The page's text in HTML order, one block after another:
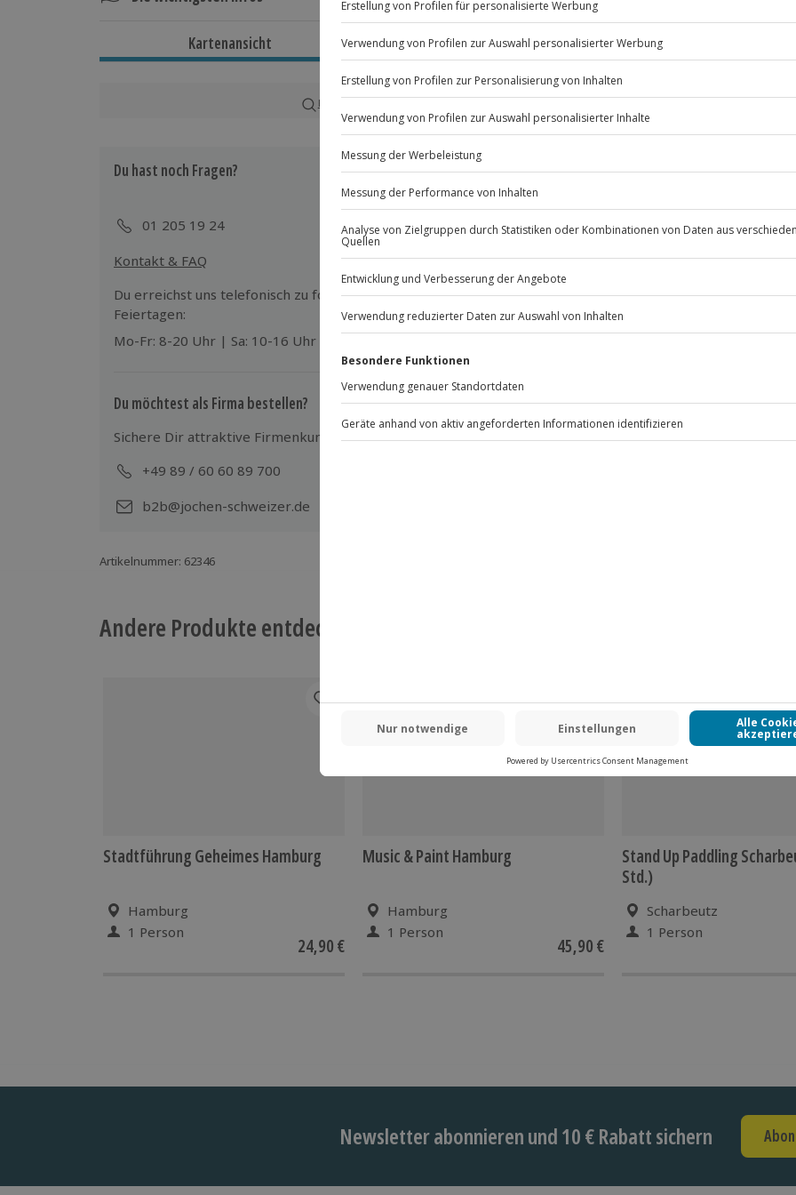
Ca. 3 Stunden
Ganzjährig zu bestimmten Terminen verfügbar
Teilnahmebedingungen
Keine Hinweise auf körperliche oder psychische Beeinträchtigungen
Teilnehmer
Gutschein gültig für 1 Person
Kartenansicht Listenansicht
© OpenStreetMaps
Karte in Großansicht
Du hast noch Fragen?
01 205 19 24
Kontakt & FAQ
Mühldorfstraße 8
81671 München
Du erreichst uns telefonisch zu folgenden Zeiten, außer an bundesweiten
Feiertagen:
Mo-Fr: 8-20 Uhr | Sa: 10-16 Uhr
Du möchtest als Firma bestellen?
Sichere Dir attraktive Firmenkunden Vorteile.
+49 89 / 60 60 89 700
b2b@jochen-schweizer.de
Artikelnummer: 62346
Andere Produkte entdecken
Stadtführung Geheimes Hamburg
Hamburg
1 Person
24,90 €
Music & Paint Hamburg
Hamburg
1 Person
45,90 €
Stand Up Paddling
Std.)
Scharbeutz
1 Person
Newsletter abonnieren und 10 € Rabatt sichern